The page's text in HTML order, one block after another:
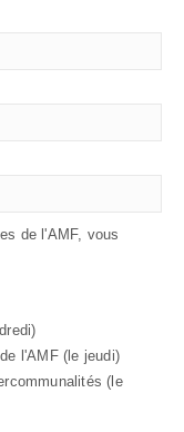
de l'AMF, vous
l'AMF (le jeudi)
(le